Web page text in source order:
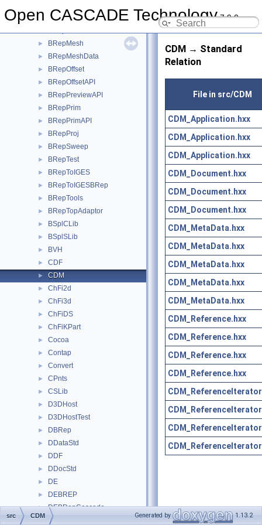
Open CASCADE Technology7.9.0
BRepLProp
► BRepMesh
► BRepMeshData
► BRepOffset
► BRepOffsetAPI
► BRepPreviewAPI
► BRepPrim
► BRepPrimAPI
► BRepProj
► BRepSweep
► BRepTest
► BRepToIGES
► BRepToIGESBRep
► BRepTools
► BRepTopAdaptor
► BSplCLib
► BSplSLib
► BVH
► CDF
► CDM
► ChFi2d
► ChFi3d
► ChFiDS
► ChFiKPart
► Cocoa
► Contap
► Convert
► CPnts
► CSLib
► D3DHost
► D3DHostTest
► DBRep
► DDataStd
► DDF
► DDocStd
► DE
► DEBREP
► DEBRepCascade
► DEGLTF
CDM → Standard
Relation
File in src/CDM
CDM_Application.hxx
CDM_Application.hxx
CDM_Application.hxx
CDM_Document.hxx
CDM_Document.hxx
CDM_Document.hxx
CDM_MetaData.hxx
CDM_MetaData.hxx
CDM_MetaData.hxx
CDM_MetaData.hxx
CDM_MetaData.hxx
CDM_Reference.hxx
CDM_Reference.hxx
CDM_Reference.hxx
CDM_Reference.hxx
src CDM Generated by 1.13.2